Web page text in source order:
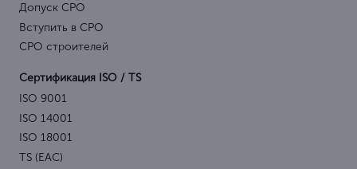
Допуск СРО
Вступить в СРО
СРО строителей
Сертификация ISO / TS
ISO 9001
ISO 14001
ISO 18001
TS (EAC)